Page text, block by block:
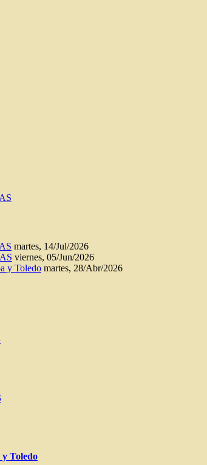
martes, 14/Jul/2026
viernes, 05/Jun/2026
y Toledo martes, 28/Abr/2026
Toledo